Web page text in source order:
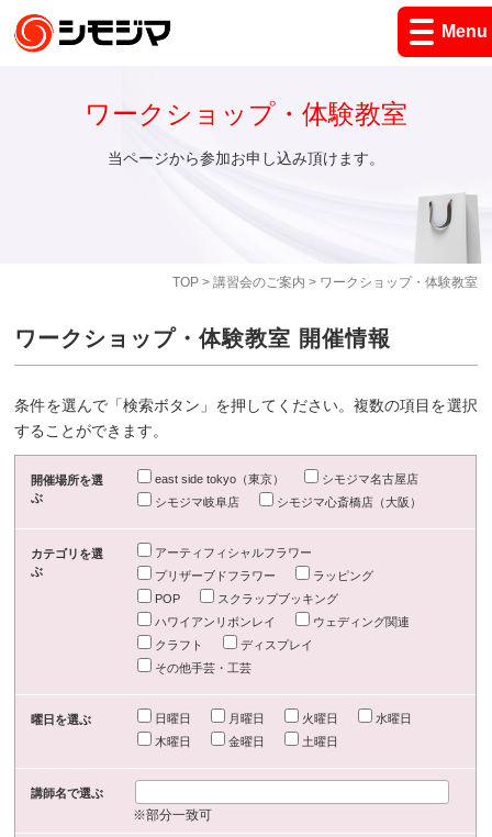
Menu
TOP> 講習会のご案内 > ワークショップ・体験教室
ワークショップ・体験教室
当ページから参加お申し込み頂けます。
ワークショップ・体験教室 開催情報
条件を選んで「検索ボタン」を押してください。複数の項目を選択
することができます。
開催場所を選
ぶ
east side tokyo（東京）
シモジマ名古屋店
シモジマ岐阜店
シモジマ心斎橋店（大阪）
カテゴリを選
ぶ
アーティフィシャルフラワー
プリザーブドフラワー
ラッピング
POP
スクラップブッキング
ハワイアンリボンレイ
ウェディング関連
クラフト
ディスプレイ
その他手芸・工芸
曜日を選ぶ 日曜日 月曜日 火曜日
水曜日
木曜日
金曜日 土曜日
講師名で選ぶ
※部分一致可